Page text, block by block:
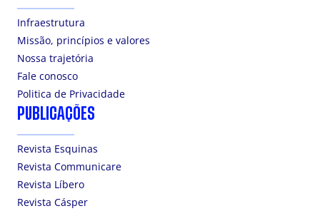
Infraestrutura
Missão, princípios e valores
Nossa trajetória
Fale conosco
Politica de Privacidade
PUBLICAÇÕES
Revista Esquinas
Revista Communicare
Revista Líbero
Revista Cásper